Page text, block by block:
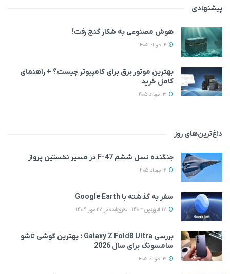
پیشنهادی
هوش مصنوعی به شکار گنج رفت!
بهترین موتور برق برای کامپیوتر چیست؟ + راهنمای
کامل خرید
داغ‌ترین‌های روز
جنگنده نسل ششم F-47 در مسیر نخستین پرواز
سفر به گذشته با Google Earth
بررسی Galaxy Z Fold8 Ultra ؛ بهترین گوشی تاشو
سامسونگ برای سال 2026